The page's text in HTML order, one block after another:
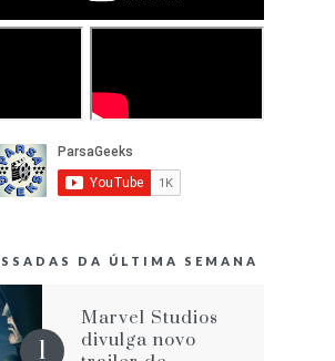
DA ÚLTIMA SEMANA
Marvel Studios
divulga novo